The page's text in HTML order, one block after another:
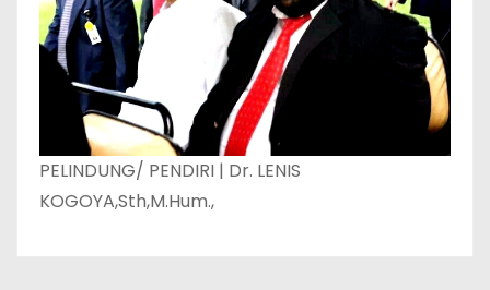
PELINDUNG/ PENDIRI | Dr. LENIS
KOGOYA,Sth,M.Hum.,